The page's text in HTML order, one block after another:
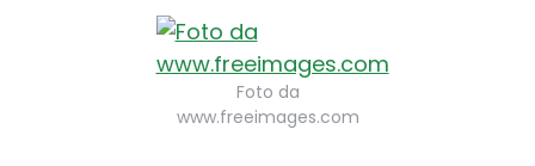
Foto da
www.freeimages.com